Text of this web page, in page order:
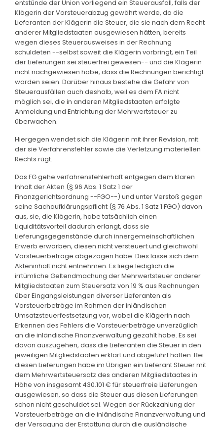
entstünde der Union vorliegend ein Steuerausfall, falls der
Klägerin der Vorsteuerabzug gewährt werde, da die
Lieferanten der Klägerin die Steuer, die sie nach dem Recht
anderer Mitgliedstaaten ausgewiesen hätten, bereits
wegen dieses Steuerausweises in der Rechnung
schuldeten --selbst soweit die Klägerin vorbringt, ein Teil
der Lieferungen sei steuerfrei gewesen-- und die Klägerin
nicht nachgewiesen habe, dass die Rechnungen berichtigt
worden seien. Darüber hinaus bestehe die Gefahr von
Steuerausfällen auch deshalb, weil es dem FA nicht
möglich sei, die in anderen Mitgliedstaaten erfolgte
Anmeldung und Entrichtung der Mehrwertsteuer zu
überwachen.
Hiergegen wendet sich die Klägerin mit ihrer Revision, mit
der sie Verfahrensfehler sowie die Verletzung materiellen
Rechts rügt.
Das FG gehe verfahrensfehlerhaft entgegen dem klaren
Inhalt der Akten (§ 96 Abs. 1 Satz 1 der
Finanzgerichtsordnung --FGO--) und unter Verstoß gegen
seine Sachaufklärungspflicht (§ 76 Abs. 1 Satz 1 FGO) davon
aus, sie, die Klägerin, habe tatsächlich einen
Liquiditätsvorteil dadurch erlangt, dass sie
Lieferungsgegenstände durch innergemeinschaftlichen
Erwerb erworben, diesen nicht versteuert und gleichwohl
Vorsteuerbeträge abgezogen habe. Dies lasse sich dem
Akteninhalt nicht entnehmen. Es liege lediglich die
irrtümliche Geltendmachung der Mehrwertsteuer anderer
Mitgliedstaaten zum Steuersatz von 19 % aus Rechnungen
über Eingangsleistungen diverser Lieferanten als
Vorsteuerbeträge im Rahmen der inländischen
Umsatzsteuerfestsetzung vor, wobei die Klägerin nach
Erkennen des Fehlers die Vorsteuerbeträge unverzüglich
an die inländische Finanzverwaltung gezahlt habe. Es sei
davon auszugehen, dass die Lieferanten die Steuer in den
jeweiligen Mitgliedstaaten erklärt und abgeführt hätten. Bei
diesen Lieferungen habe im Übrigen ein Lieferant Steuer mit
dem Mehrwertsteuersatz des anderen Mitgliedstaates in
Höhe von insgesamt 430.101 € für steuerfreie Lieferungen
ausgewiesen, so dass die Steuer aus diesen Lieferungen
schon nicht geschuldet sei. Wegen der Rückzahlung der
Vorsteuerbeträge an die inländische Finanzverwaltung und
der Versagung der Erstattung durch die ausländische